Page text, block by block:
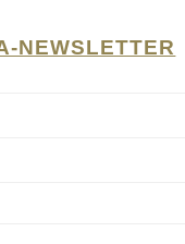
NEWSLETTER